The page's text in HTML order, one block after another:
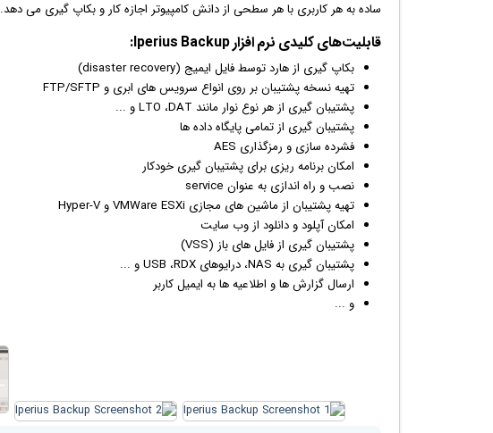
ساده به هر کاربری با هر سطحی از دانش کامپیوتر اجازه کار و بکاپ گیری می دهد.
قابلیت‌های کلیدی نرم افزار
بکاپ گیری از هارد توسط فایل ایمیج (disaster recovery)
تهیه نسخه پشتیبان بر روی انواع سرویس های ابری و FTP/SFTP
پشتیبان گیری از هر نوع نوار مانند LTO ،DAT و ...
پشتیبان گیری از تمامی پایگاه داده ها
فشرده سازی و رمزگذاری AES
امکان برنامه ریزی برای پشتیبان گیری خودکار
نصب و راه اندازی به عنوان service
تهیه پشتیبان از ماشین های مجازی VMWare ESXi و Hyper-V
امکان آپلود و دانلود از وب سایت
پشتیبان گیری از فایل های باز (VSS)
پشتیبان گیری به NAS، درایوهای USB ،RDX و ...
ارسال گزارش ها و اطلاعیه ها به ایمیلکاربر
و ...